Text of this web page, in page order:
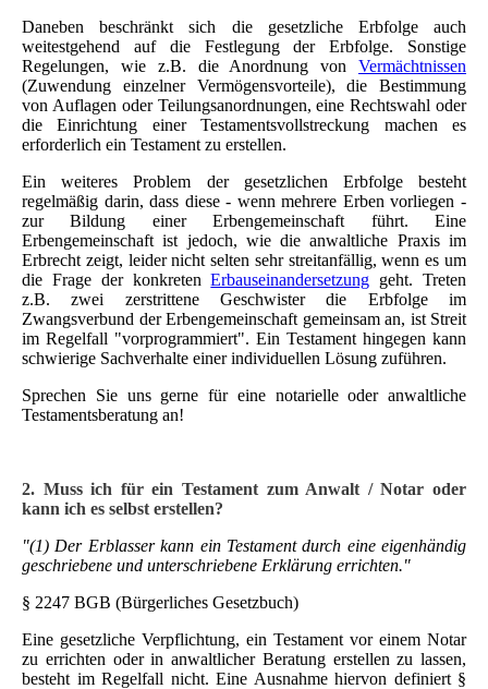
Daneben beschränkt sich die gesetzliche Erbfolge auch
weitestgehend auf die Festlegung der Erbfolge. Sonstige
Regelungen, wie z.B. die Anordnung von Vermächtnissen
(Zuwendung einzelner Vermögensvorteile), die Bestimmung
von Auflagen oder Teilungsanordnungen, eine Rechtswahl oder
die Einrichtung einer Testamentsvollstreckung machen es
erforderlich ein Testament zu erstellen.
Ein weiteres Problem der gesetzlichen Erbfolge besteht
regelmäßig darin, dass diese - wenn mehrere Erben vorliegen -
zur Bildung einer Erbengemeinschaft führt. Eine
Erbengemeinschaft ist jedoch, wie die anwaltliche Praxis im
Erbrecht zeigt, leider nicht selten sehr streitanfällig, wenn es um
die Frage der konkretenErbauseinandersetzung geht. Treten
z.B. zwei zerstrittene Geschwister die Erbfolge im
Zwangsverbund der Erbengemeinschaft gemeinsam an, ist Streit
im Regelfall "vorprogrammiert". Ein Testament hingegen kann
schwierige Sachverhalte einer individuellen Lösung zuführen.
Sprechen Sie uns gerne für eine notarielle oder anwaltliche
Testamentsberatung an!
2. Muss ich für ein Testament zum Anwalt / Notar oder
kann ich es selbst erstellen?
"(1) Der Erblasser kann ein Testament durch eine eigenhändig
geschriebene und unterschriebene Erklärung errichten."
§ 2247 BGB (Bürgerliches Gesetzbuch)
Eine gesetzliche Verpflichtung, ein Testament vor einem Notar
zu errichten oder in anwaltlicher Beratung erstellen zu lassen,
besteht im Regelfall nicht. Eine Ausnahme hiervon definiert §